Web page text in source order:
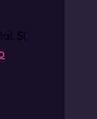
Sí,